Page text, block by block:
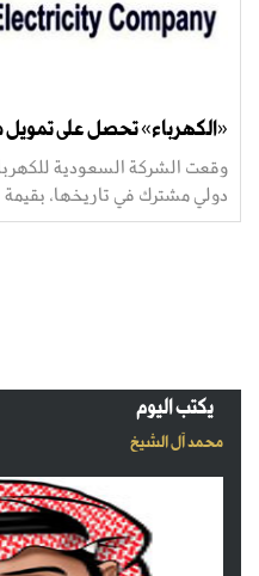
«الكهرباء» تحصل على تمويل من 8 بنوك دولية بـ2.6 مليار
وقعت الشركة السعودية
دولي مشترك في تاريخها، بقيمة 2.6 مليار دولار(أي ...
يكتب اليوم
محمد آل الشيخ